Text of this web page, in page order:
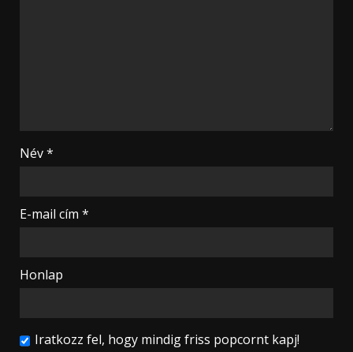
Név*
E-mail cím *
Honlap
Iratkozz fel, hogy mindig friss popcornt kapj!